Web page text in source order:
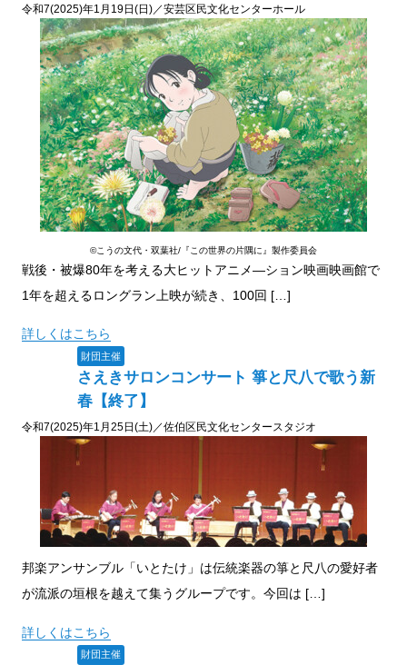
令和7(2025)年1月19日(日)／安芸区民文化センターホール
©こうの文代・双葉社/『この世界の片隅に』製作委員会
戦後・被爆80年を考える大ヒットアニメ―ション映画映画館で
1年を超えるロングラン上映が続き、100回 […]
詳しくはこちら
財団主催
さえきサロンコンサート 箏と尺八で歌う新
春【終了】
令和7(2025)年1月25日(土)／佐伯区民文化センタースタジオ
邦楽アンサンブル「いとたけ」は伝統楽器の箏と尺八の愛好者
が流派の垣根を越えて集うグループです。今回は […]
詳しくはこちら
財団主催